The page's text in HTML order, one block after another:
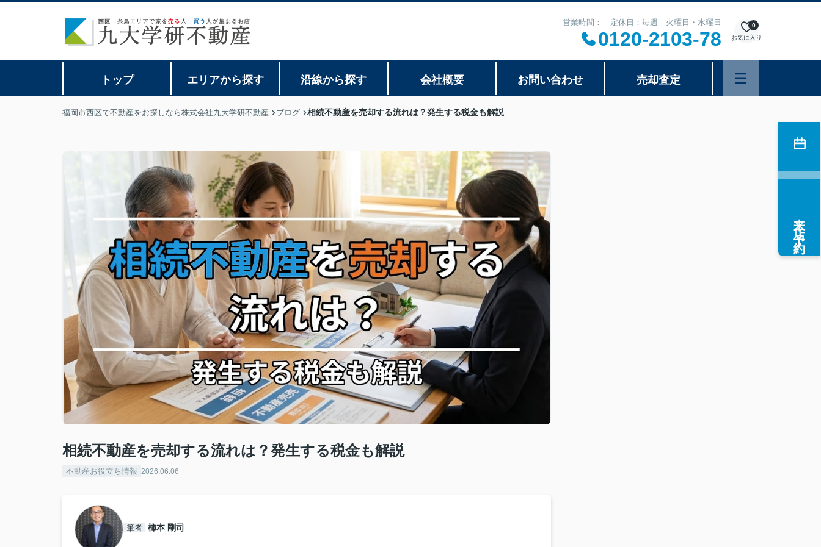
営業時間： 定休日：毎週 火曜日・水曜日
0120-2103-78 お気に入り
0
トップ エリアから探す 沿線から探す 会社概要 お問い合わせ 売却査定
福岡市西区で不動産をお探しなら株式会社九大学研不動産 ブログ 相続不動産を売却する流れは？発生する税金も解説
相続不動産を売却する流れは？発生する税金も解説
不動産お役立ち情報 2026.06.06
筆者 柿本 剛司
来店予約